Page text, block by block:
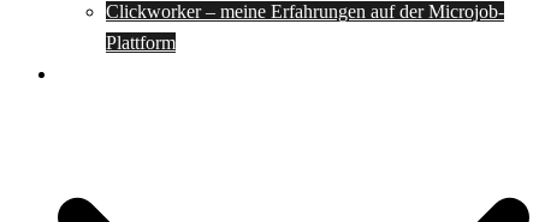
Clickworker – meine Erfahrungen auf der Microjob-
Plattform